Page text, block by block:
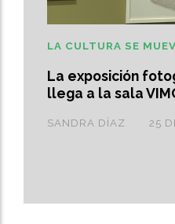
La exposición
llega a la sala
SANDRA DÍAZ
LA CULTURA SE
25